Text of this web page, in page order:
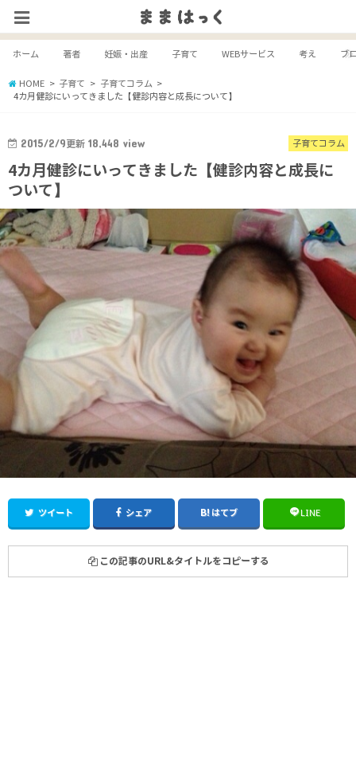
ホーム 著者 妊娠・出産 子育て WEBサービス 考え ブ
HOME 子育て
子育てコラム
4カ月健診にいってきました【健診内容と成長について】
子育てコラム
2015/2/9更新 18,448 view
4カ月健診にいってきました【健診内容と成長に
ついて】
ツイート シェア はてブ LINE
この記事のURL&タイトルをコピーする